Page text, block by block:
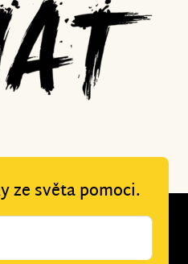
ze světa pomoci.